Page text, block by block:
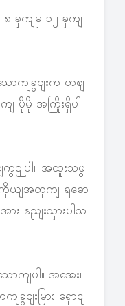
ခှကျမှ ၁၂ ခှကျ
ာကျခွငျးက တဈ
ျ ပိုမို အကြိုးရှိပါ
ကွဉျပါ။ အထူးသဖွ
ယျအတှကျ ရဓော
ား နညျးသှားပါသ
ာကျပါ။ အအေး၊
ျးမြား ရှောငျ